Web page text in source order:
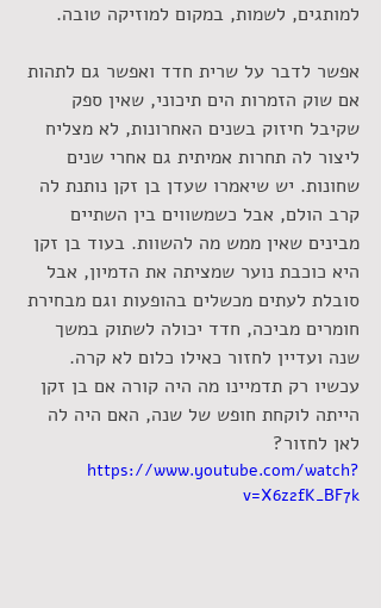
למותגים, לשמות, במקום למוזיקה טובה.
אפשר לדבר על שרית חדד ואפשר גם לתהות
אם שוק הזמרות הים תיכוני, שאין ספק
שקיבל חיזוק בשנים האחרונות, לא מצליח
ליצור לה תחרות אמיתית גם אחרי שנים
שחונות. יש שיאמרו שעדן בן זקן נותנת לה
קרב הולם, אבל כשמשווים בין השתיים
מבינים שאין ממש מה להשוות. בעוד בן זקן
היא כוכבת נוער שמציתה את הדמיון, אבל
סובלת לעתים מכשלים בהופעות וגם מבחירת
חומרים מביכה, חדד יכולה לשתוק במשך
שנה ועדיין לחזור כאילו כלום לא קרה.
עכשיו רק תדמיינו מה היה קורה אם בן זקן
הייתה לוקחת חופש של שנה, האם היה לה
לאן לחזור?
https://www.youtube.com/watch?
v=X6z2fK_BF7k